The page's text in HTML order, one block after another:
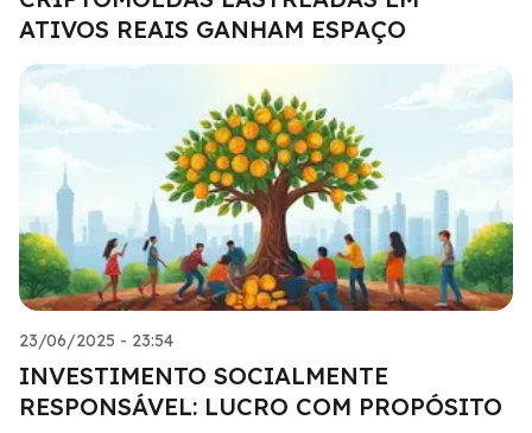
ATIVOS REAIS GANHAM ESPAÇO
23/06/2025 - 23:54
INVESTIMENTO SOCIALMENTE
RESPONSÁVEL: LUCRO COM PROPÓSITO